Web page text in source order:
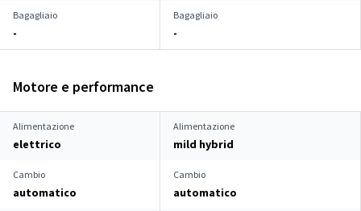
Bagagliaio
-
Bagagliaio
-
Motore e performance
Alimentazione
elettrico
Alimentazione
mild hybrid
Cambio
automatico
Cambio
automatico